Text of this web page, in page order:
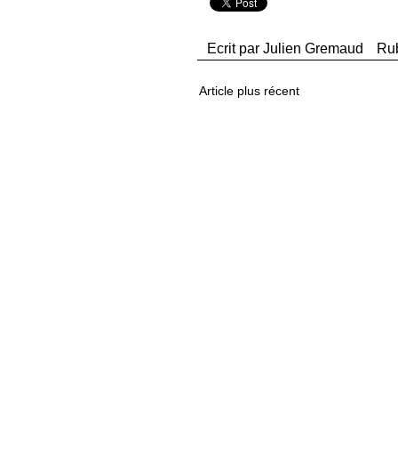
Ecrit parJulien Gremaud
Article plus récent